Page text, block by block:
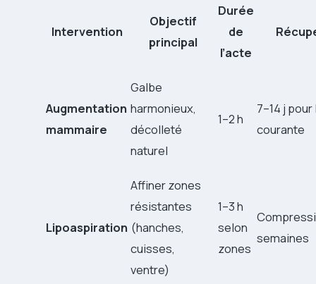
Intervention
Objectif
principal
Durée
de
l’acte
Augmentation
mammaire
Galbe
harmonieux,
décolleté
naturel
1–2 h
7–14 j pour
courante
Lipoaspiration
Affiner zones
résistantes
(hanches,
cuisses,
ventre)
1–3 h
selon
zones
semaines